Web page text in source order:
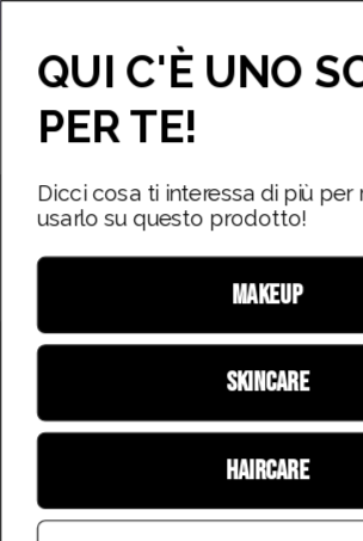
contenuto
di
Apri
immagine
lightbox
QUI C'È UNO
PER TE!
Dicci cosa ti interessa di più per
usarlo su questo prodotto!
MAKEUP
SKINCARE
HAIRCARE